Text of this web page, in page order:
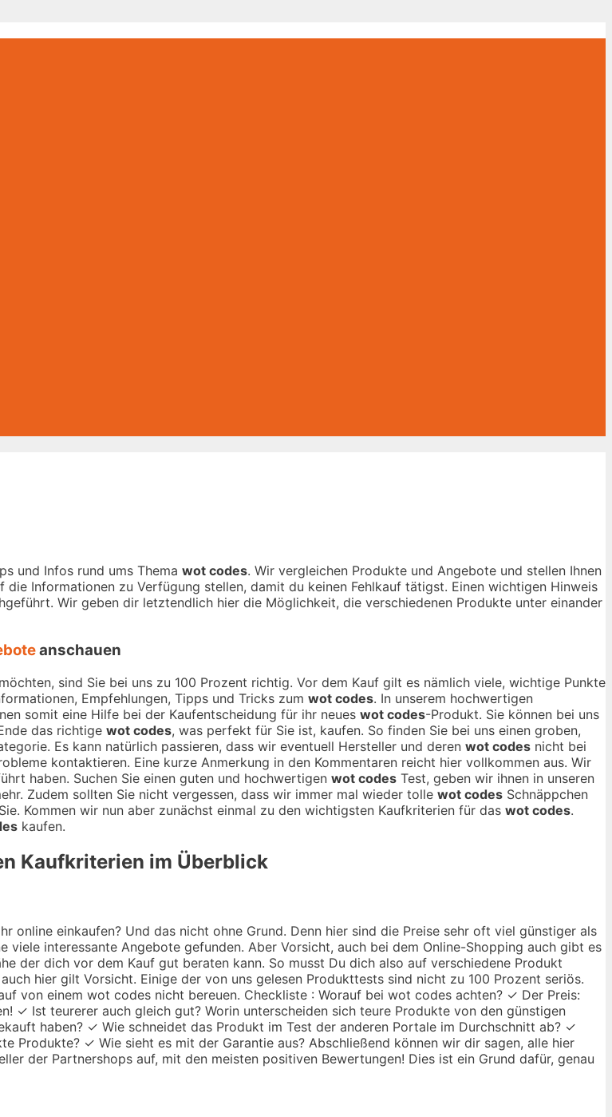
und Infos rund ums Thema wot codes. Wir vergleichen Produkte und Angebote und stellen Ihnen
Informationen zu Verfügung stellen, damit du keinen Fehlkauf tätigst. Einen wichtigen Hinweis
Wir geben dir letztendlich hier die Möglichkeit, die verschiedenen Produkte unter einander
anschauen
sind Sie bei uns zu 100 Prozent richtig. Vor dem Kauf gilt es nämlich viele, wichtige Punkte
Empfehlungen, Tipps und Tricks zum wot codes. In unserem hochwertigen
somit eine Hilfe bei der Kaufentscheidung für ihr neues wot codes-Produkt. Sie können bei uns
das richtige wot codes, was perfekt für Sie ist, kaufen. So finden Sie bei uns einen groben,
Es kann natürlich passieren, dass wir eventuell Hersteller und deren wot codes nicht bei
kontaktieren. Eine kurze Anmerkung in den Kommentaren reicht hier vollkommen aus. Wir
haben. Suchen Sie einen guten und hochwertigen wot codes Test, geben wir ihnen in unseren
Zudem sollten Sie nicht vergessen, dass wir immer mal wieder tolle wot codes Schnäppchen
Kommen wir nun aber zunächst einmal zu den wichtigsten Kaufkriterien für das wot codes.
kaufen.
Kaufkriterien im Überblick
online einkaufen? Und das nicht ohne Grund. Denn hier sind die Preise sehr oft viel günstiger als
interessante Angebote gefunden. Aber Vorsicht, auch bei dem Online-Shopping auch gibt es
der dich vor dem Kauf gut beraten kann. So musst Du dich also auf verschiedene Produkt
hier gilt Vorsicht. Einige der von uns gelesen Produkttests sind nicht zu 100 Prozent seriös.
von einem wot codes nicht bereuen. Checkliste : Worauf bei wot codes achten? ✓ Der Preis:
✓ Ist teurerer auch gleich gut? Worin unterscheiden sich teure Produkte von den günstigen
haben? ✓ Wie schneidet das Produkt im Test der anderen Portale im Durchschnitt ab? ✓
Produkte? ✓ Wie sieht es mit der Garantie aus? Abschließend können wir dir sagen, alle hier
der Partnershops auf, mit den meisten positiven Bewertungen! Dies ist ein Grund dafür, genau